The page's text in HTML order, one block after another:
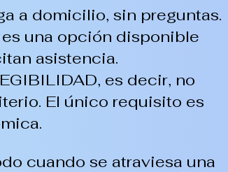
a domicilio, sin preguntas.
una opción disponible
asistencia.
es decir, no
El único requisito es
cuando se atraviesa una